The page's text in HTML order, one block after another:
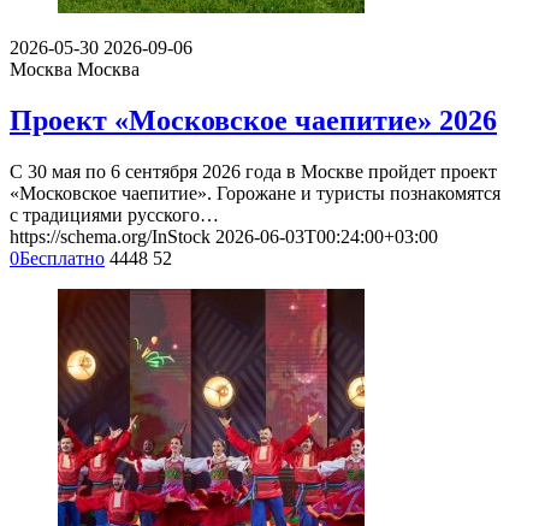
2026-05-30 2026-09-06
Москва Москва
Проект «Московское чаепитие» 2026
С 30 мая по 6 сентября 2026 года в Москве пройдет проект
«Московское чаепитие». Горожане и туристы познакомятся
с традициями русского…
https://schema.org/InStock 2026-06-03T00:24:00+03:00
0Бесплатно 4448 52